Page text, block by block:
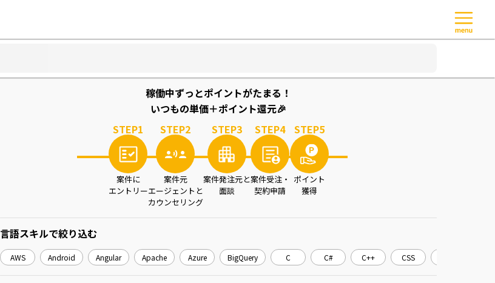
稼働中ずっとポイントがたまる！
いつもの単価＋ポイント還元🎉
STEP1
案件に
エントリー
STEP2
案件元
エージェントと
カウンセリング
STEP3
案件発注元と
面談
STEP4
案件受注・
契約申請
STEP5
ポイント
獲得
言語スキルで絞り込む
AWS Android Angular Apache Azure BigQuery C C# C++ CSS